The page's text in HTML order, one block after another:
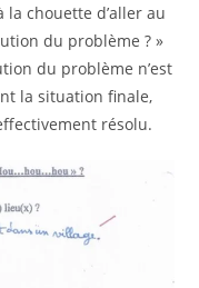
la chouette d’aller au
du problème ? »
du problème n’est
la situation finale,
résolu.